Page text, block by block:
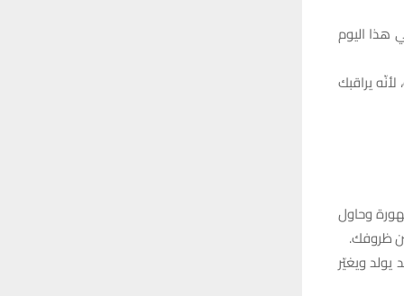
هذا اليوم
يراقبك
وحاول
ظروفك.
ويغيّر